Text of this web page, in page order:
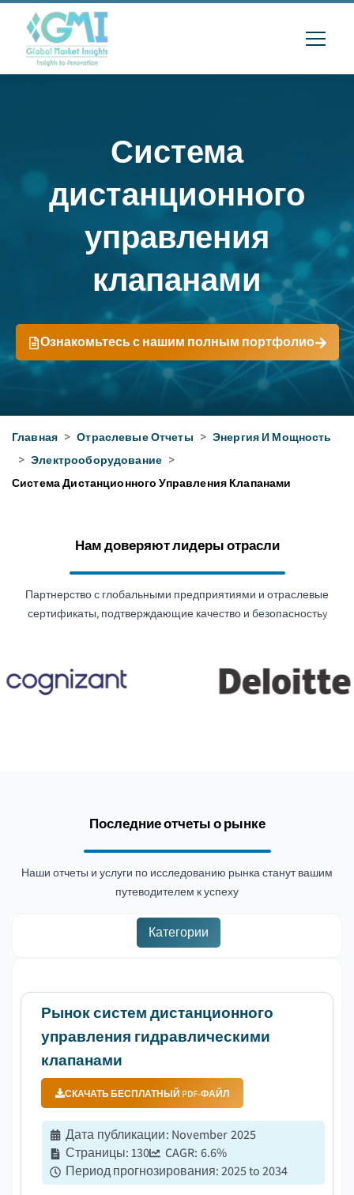
Система
дистанционного
управления
клапанами
Ознакомьтесь с нашим полным портфолио
Главная > Отраслевые Отчеты > Энергия И Мощность
> Электрооборудование >
Система Дистанционного Управления Клапанами
Нам доверяют лидеры отрасли
Партнерство с глобальными предприятиями и отраслевые
сертификаты, подтверждающие качество и безопасностьy
Последние отчеты о рынке
Наши отчеты и услуги по исследованию рынка станут вашим
путеводителем к успеху
Категории
Рынок систем дистанционного
управления гидравлическими
клапанами
СКАЧАТЬ БЕСПЛАТНЫЙ PDF-ФАЙЛ
Дата публикации: November 2025
Страницы:130 CAGR: 6.6%
Период прогнозирования:2025 to 2034